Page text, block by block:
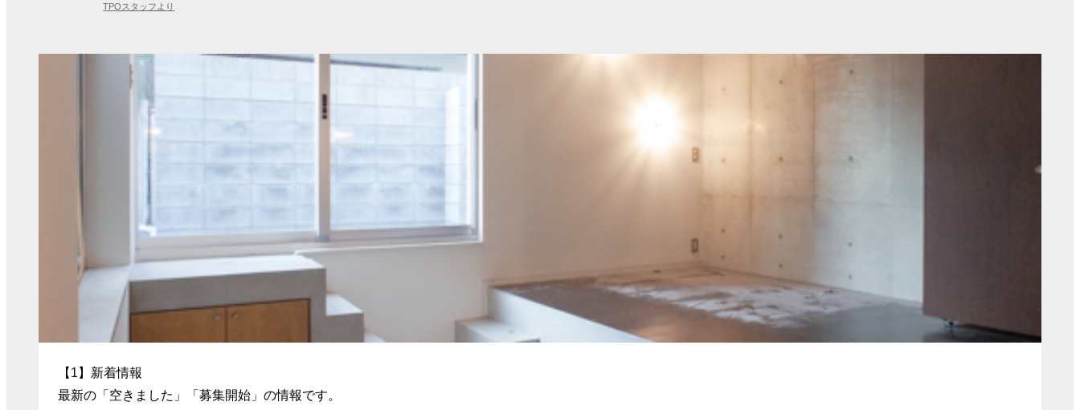
TPOスタッフより
【1】新着情報
最新の「空きました」「募集開始」の情報です。